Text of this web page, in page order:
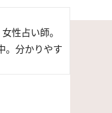
性占い師。
。分かりやす